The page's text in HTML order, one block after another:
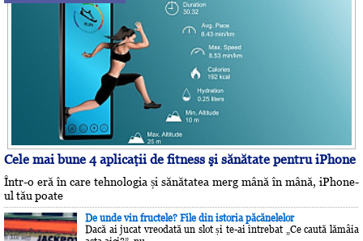
Cele mai bune 4 aplicaţii de fitness şi sănătate pentru iPhone
Într-o eră în care tehnologia și sănătatea merg mână în mână, iPhone-
ul tău poate
De unde vin fructele? File din istoria păcănelelor
Dacă ai jucat vreodată un slot și te-ai întrebat „Ce caută lămâia